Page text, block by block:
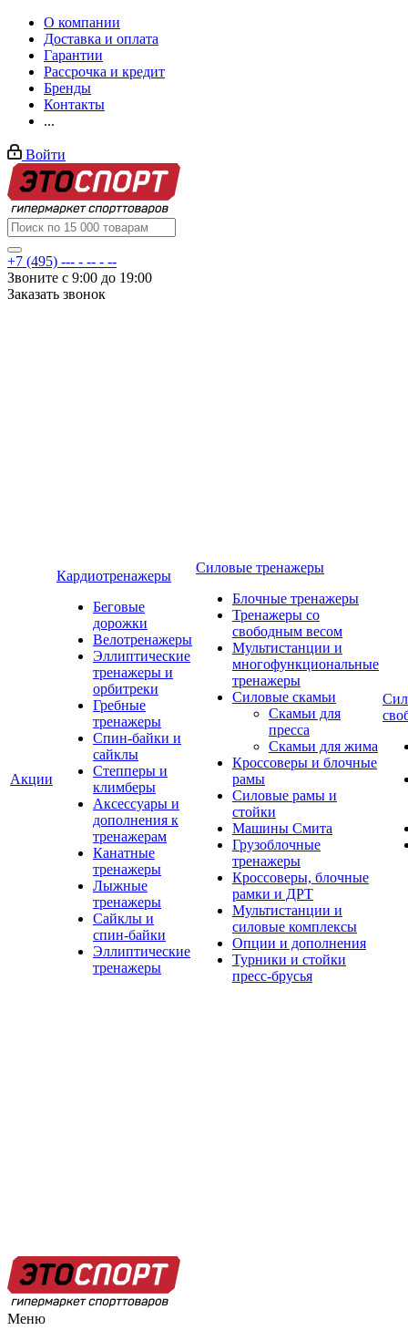
О компании
Доставка и оплата
Гарантии
Рассрочка и кредит
Бренды
Контакты
...
Войти
+7 (495) --- - -- - --
Звоните с 9:00 до 19:00
Заказать звонок
Акции
Кардиотренажеры
Беговые
дорожки
Велотренажеры
Эллиптические
тренажеры и
орбитреки
Гребные
тренажеры
Спин-байки и
сайклы
Степперы и
климберы
Аксессуары и
дополнения к
тренажерам
Канатные
тренажеры
Лыжные
тренажеры
Сайклы и
спин-байки
Эллиптические
тренажеры
Силовые тренажеры
Блочные тренажеры
Тренажеры со
свободным весом
Мультистанции и
многофункциональные
тренажеры
Силовые скамьи
Скамьи для
пресса
Скамьи для жима
Кроссоверы и блочные
рамы
Силовые рамы и
стойки
Машины Смита
Грузоблочные
тренажеры
Кроссоверы, блочные
рамки и ДРТ
Мультистанции и
силовые комплексы
Опции и дополнения
Турники и стойки
пресс-брусья
Меню